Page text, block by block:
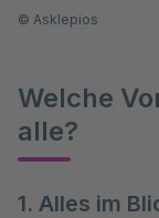
© Asklepios
Welche
alle?
1. Alles im